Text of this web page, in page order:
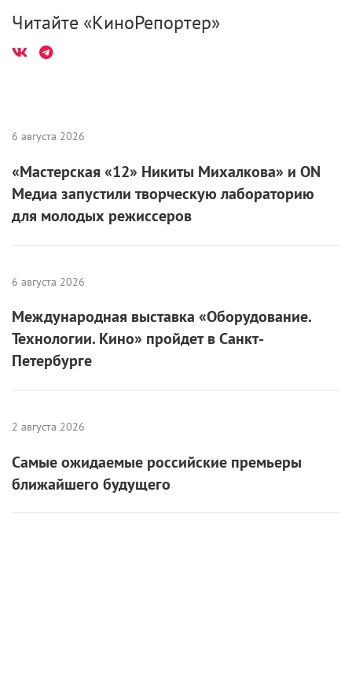
Читайте «КиноРепортер»
6 августа 2026
«Мастерская «12» Никиты Михалкова» и ON
Медиа запустили творческую лабораторию
для молодых режиссеров
6 августа 2026
Международная выставка «Оборудование.
Технологии. Кино» пройдет в Санкт-
Петербурге
2 августа 2026
Самые ожидаемые российские премьеры
ближайшего будущего